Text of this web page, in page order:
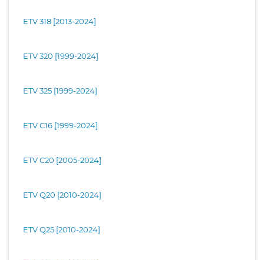
ETV 318 [2013-2024]
ETV 320 [1999-2024]
ETV 325 [1999-2024]
ETV C16 [1999-2024]
ETV C20 [2005-2024]
ETV Q20 [2010-2024]
ETV Q25 [2010-2024]